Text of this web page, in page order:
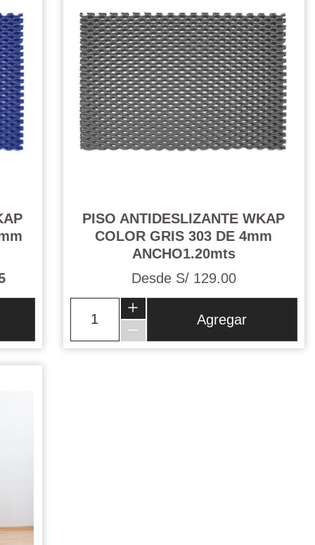
PISO ANTIDESLIZANTE WKAP
COLOR GRIS 303 DE 4mm
ANCHO1.20mts
Desde S/ 129.00
Agregar